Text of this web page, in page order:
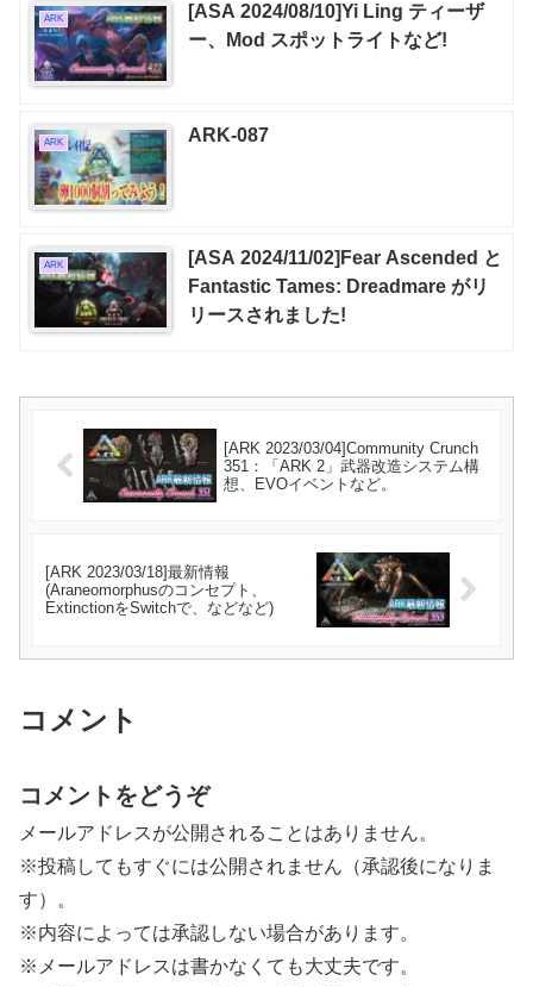
ARK
[ASA 2024/08/10]Yi Ling ティーザ
ー、Mod スポットライトなど!
ARK ARK-087
ARK
[ASA 2024/11/02]Fear Ascended と
Fantastic Tames: Dreadmare がリ
リースされました!
[ARK 2023/03/04]Community Crunch
351：「ARK 2」武器改造システム構
想、EVOイベントなど。
[ARK 2023/03/18]最新情報
(Araneomorphusのコンセプト、
ExtinctionをSwitchで、などなど)
コメント
コメントをどうぞ
メールアドレスが公開されることはありません。
※投稿してもすぐには公開されません（承認後になりま
す）。
※内容によっては承認しない場合があります。
※メールアドレスは書かなくても大丈夫です。